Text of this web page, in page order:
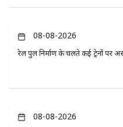
08-08-2026
रेल पुल निर्माण के चलते कई ट्रेनों पर
08-08-2026